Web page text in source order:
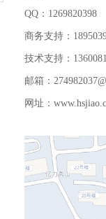
QQ：1269820398
商务支持 ：
技术支持：
邮箱：
网址：